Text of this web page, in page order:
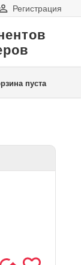
Регистрация
пуста